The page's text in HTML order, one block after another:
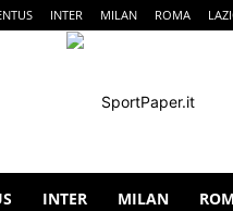
INTER MILAN ROMA
INTER MILAN